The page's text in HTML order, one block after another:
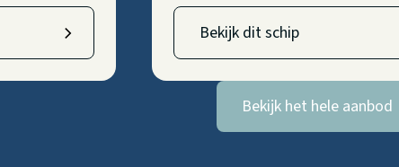
Bekijk dit schip
Bekijk het hele aanbod